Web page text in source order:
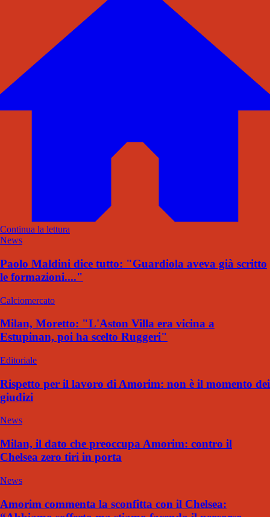
Continua la lettura
News
Paolo Maldini dice tutto: "Guardiola aveva già scritto
le formazioni...."
Calciomercato
Milan, Moretto: "L'Aston Villa era vicina a
Estupinan, poi ha scelto Ruggeri"
Editoriale
Rispetto per il lavoro di Amorim: non è il momento dei
giudizi
News
Milan, il dato che preoccupa Amorim: contro il
Chelsea zero tiri in porta
News
Amorim commenta la sconfitta con il Chelsea: